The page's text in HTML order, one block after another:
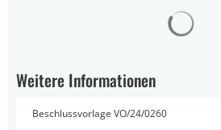
Weitere Informationen
Beschlussvorlage VO/24/0260